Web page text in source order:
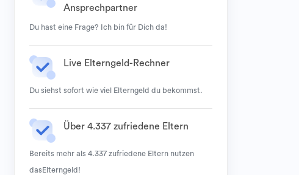
Ansprechpartner
Du hast eine Frage? Ich bin für Dich da!
Live Elterngeld-Rechner
Du siehst sofort wie viel Elterngeld du bekommst.
Über 4.337 zufriedene Eltern
Bereits mehr als 4.337 zufriedene Eltern nutzen
dasElterngeld!